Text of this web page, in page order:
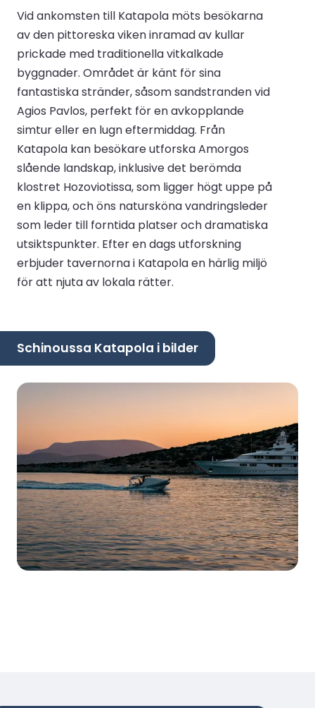
Vid ankomsten till Katapola möts besökarna
av den pittoreska viken inramad av kullar
prickade med traditionella vitkalkade
byggnader. Området är känt för sina
fantastiska stränder, såsom sandstranden vid
Agios Pavlos, perfekt för en avkopplande
simtur eller en lugn eftermiddag. Från
Katapola kan besökare utforska Amorgos
slående landskap, inklusive det berömda
klostret Hozoviotissa, som ligger högt uppe på
en klippa, och öns natursköna vandringsleder
som leder till forntida platser och dramatiska
utsiktspunkter. Efter en dags utforskning
erbjuder tavernorna i Katapola en härlig miljö
för att njuta av lokala rätter.
Schinoussa Katapola i bilder